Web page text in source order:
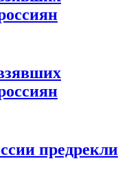
предрекли